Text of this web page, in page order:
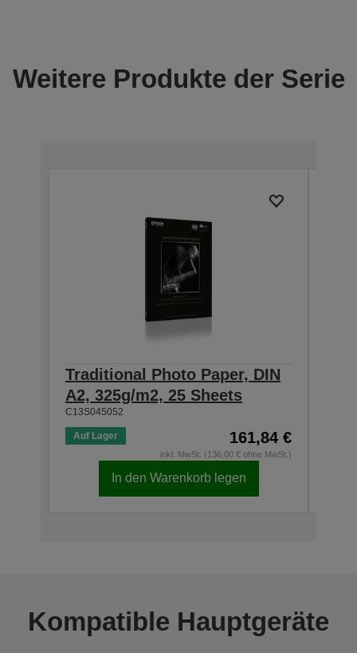
Weitere Produkte der Serie
Traditional Photo Paper, DIN
A2, 325g/m2, 25 Sheets
C13S045052
Auf Lager 161,84 €
inkl. MwSt. (136,00 € ohne MwSt.)
In den Warenkorb legen
Kompatible Hauptgeräte